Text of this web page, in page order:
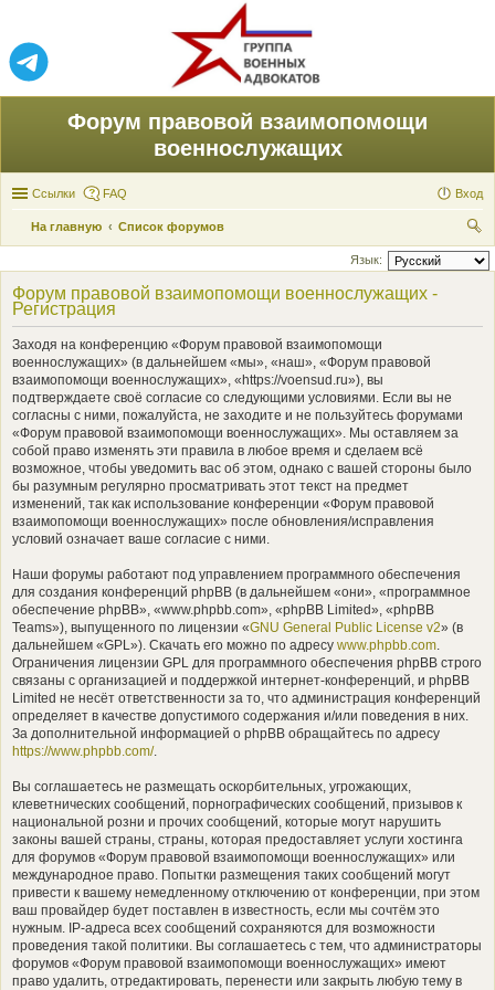
Форум правовой взаимопомощи
военнослужащих
Ссылки FAQ Вход
На главную
Список форумов
ои
Язык:
Форум правовой взаимопомощи военнослужащих -
Регистрация
Заходя на конференцию «Форум правовой взаимопомощи
военнослужащих» (в дальнейшем «мы», «наш», «Форум правовой
взаимопомощи военнослужащих», «https://voensud.ru»), вы
подтверждаете своё согласие со следующими условиями. Если вы не
согласны с ними, пожалуйста, не заходите и не пользуйтесь форумами
«Форум правовой взаимопомощи военнослужащих». Мы оставляем за
собой право изменять эти правила в любое время и сделаем всё
возможное, чтобы уведомить вас об этом, однако с вашей стороны было
бы разумным регулярно просматривать этот текст на предмет
изменений, так как использование конференции «Форум правовой
взаимопомощи военнослужащих» после обновления/исправления
условий означает ваше согласие с ними.
Наши форумы работают под управлением программного обеспечения
для создания конференций phpBB (в дальнейшем «они», «программное
обеспечение phpBB», «www.phpbb.com», «phpBB Limited», «phpBB
Teams»), выпущенного по лицензии «GNU General Public License v2» (в
дальнейшем «GPL»). Скачать его можно по адресу www.phpbb.com.
Ограничения лицензии GPL для программного обеспечения phpBB строго
связаны с организацией и поддержкой интернет-конференций, и phpBB
Limited не несёт ответственности за то, что администрация конференций
определяет в качестве допустимого содержания и/или поведения в них.
За дополнительной информацией о phpBB обращайтесь по адресу
https://www.phpbb.com/.
Вы соглашаетесь не размещать оскорбительных, угрожающих,
клеветнических сообщений, порнографических сообщений, призывов к
национальной розни и прочих сообщений, которые могут нарушить
законы вашей страны, страны, которая предоставляет услуги хостинга
для форумов «Форум правовой взаимопомощи военнослужащих» или
международное право. Попытки размещения таких сообщений могут
привести к вашему немедленному отключению от конференции, при этом
ваш провайдер будет поставлен в известность, если мы сочтём это
нужным. IP-адреса всех сообщений сохраняются для возможности
проведения такой политики. Вы соглашаетесь с тем, что администраторы
форумов «Форум правовой взаимопомощи военнослужащих» имеют
право удалить, отредактировать, перенести или закрыть любую тему в